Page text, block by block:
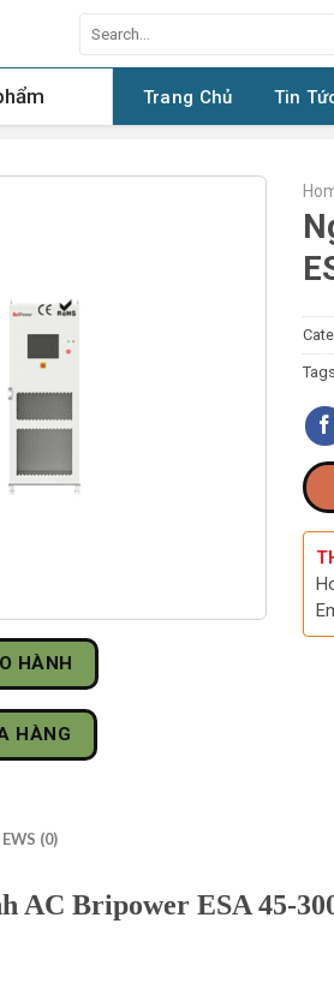
for:
Trang Chủ Tin
HÀNH
HÀNG
(0)
AC Bripower ESA 45-